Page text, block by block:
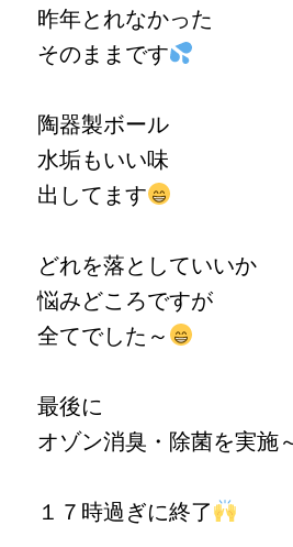
昨年とれなかった
そのままです
陶器製ボール
水垢もいい味
出してます
どれを落としていいか
悩みどころですが
全てでした～
最後に
オゾン消臭・除菌を実施
１７時過ぎに終了